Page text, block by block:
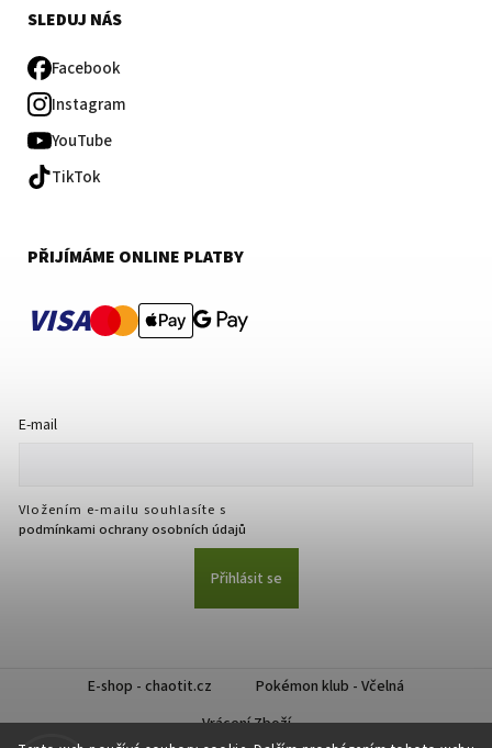
SLEDUJ NÁS
Facebook
Instagram
YouTube
TikTok
PŘIJÍMÁME ONLINE PLATBY
VISA
E-mail
Vložením e-mailu souhlasíte s
podmínkami ochrany osobních údajů
Přihlásit se
E-shop - chaotit.cz
Pokémon klub - Včelná
Vrácení Zboží